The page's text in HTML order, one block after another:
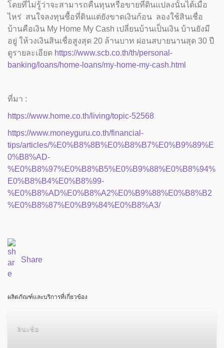
โดยที่ไม่รู้ว่าจะสามารถคืนทุนหรือขายที่ดินแปลงนั้นได้เมื่อ
ไหร่ สนใจลงทุนซื้อที่ดินแต่ยังขาดเงินก้อน ลองใช้สินเชื่อ
บ้านคือเงิน My Home My Cash เปลี่ยนบ้านเป็นเงิน บ้านยังมี
อยู่ ให้วงเงินสินเชื่อสูงสุด 20 ล้านบาท ผ่อนสบายนานสุด 30 ปี
ดูรายละเอียด https://www.scb.co.th/th/personal-
banking/loans/home-loans/my-home-my-cash.html
ที่มา :
https://www.home.co.th/living/topic-52568
https://www.moneyguru.co.th/financial-
tips/articles/%E0%B8%8B%E0%B8%B7%E0%B9%89%E
0%B8%AD-
%E0%B8%97%E0%B8%B5%E0%B9%88%E0%B8%94%
E0%B8%B4%E0%B8%99-
%E0%B8%AD%E0%B8%A2%E0%B9%88%E0%B8%B2
%E0%B8%87%E0%B9%84%E0%B8%A3/
Share
ผลิตภัณฑ์และบริการที่เกี่ยวข้อง
สินเชื่อ